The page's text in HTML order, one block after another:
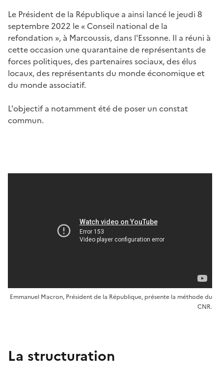
Le Président de la République a ainsi lancé le jeudi 8
septembre 2022 le « Conseil national de la
refondation », à Marcoussis, dans l'Essonne. Il a réuni à
cette occasion une quarantaine de représentants de
forces politiques, des partenaires sociaux, des élus
locaux, des représentants du monde économique et
du monde associatif.
L'objectif a notamment été de poser un constat
commun.
Emmanuel Macron, Président de la République, présente la méthode du
CNR.
La structuration